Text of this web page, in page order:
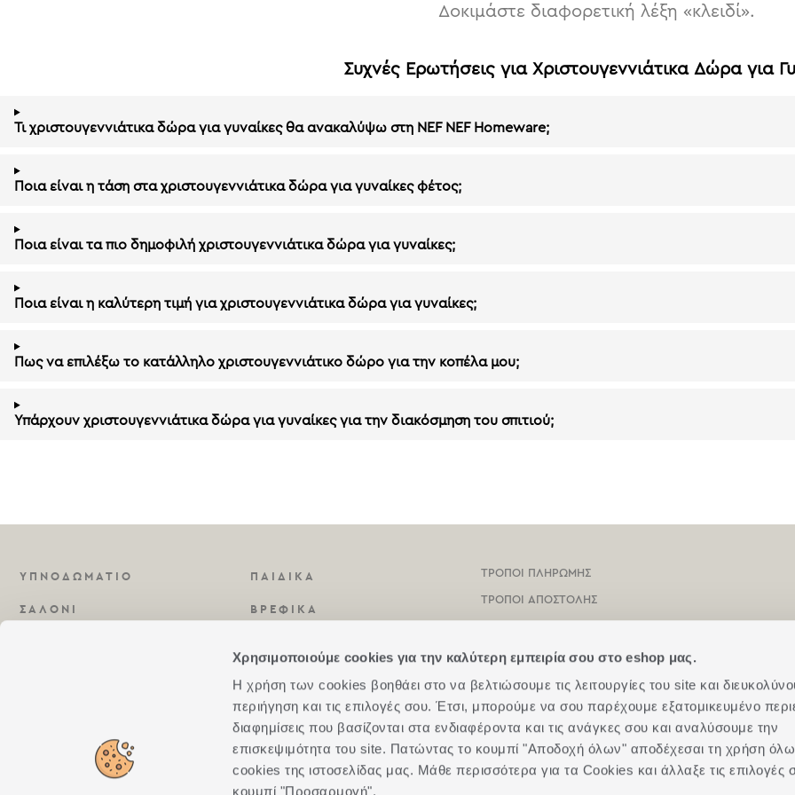
Χρησιμοποιούμε cookies για την καλύτερη εμπειρία σου στο eshop μας.
Η χρήση των cookies βοηθάει στο να βελτιώσουμε τις λειτουργίες του site και
περιήγηση και τις επιλογές σου. Έτσι, μπορούμε να σου παρέχουμε εξατομικευμένο
διαφημίσεις που βασίζονται στα ενδιαφέροντα και τις ανάγκες σου και αναλύσουμε την
επισκεψιμότητα του site. Πατώντας το κουμπί "Αποδοχή όλων" αποδέχεσαι τη χρήση
cookies της ιστοσελίδας μας. Μάθε περισσότερα για τα Cookies και άλλαξε τις επιλογές
κουμπί "Προσαρμογή".
Δοκιμάστε διαφορετική λέξη «κλειδί».
Συχνές Ερωτήσεις για Χριστουγεννιάτικα Δώρα για
Τι χριστουγεννιάτικα δώρα για γυναίκες θα ανακαλύψω στη NEF NEF Homeware;
Ποια είναι η τάση στα χριστουγεννιάτικα δώρα για γυναίκες φέτος;
Ποια είναι τα πιο δημοφιλή χριστουγεννιάτικα δώρα για γυναίκες;
Ποια είναι η καλύτερη τιμή για χριστουγεννιάτικα δώρα για γυναίκες;
Πως να επιλέξω το κατάλληλο χριστουγεννιάτικο δώρο για την κοπέλα μου;
Υπάρχουν χριστουγεννιάτικα δώρα για γυναίκες για την διακόσμηση του σπιτιού;
ΥΠΝΟΔΩΜΆΤΙΟ
ΣΑΛΌΝΙ
ΠΑΙΔΙΚΆ
ΒΡΕΦΙΚΆ
ΤΡΌΠΟΙ ΠΛΗΡΩΜΉΣ
ΤΡΌΠΟΙ ΑΠΟΣΤΟΛΉΣ
ΠΡΟΣΤΑΣΊΑ ΠΡΟΣΩΠΙΚΏΝ ΔΕΔΟΜΈΝΩΝ
ΠΟΛΙΤΙΚΉ COOKIES
ΕΠΙΚΟΙΝΩΝΉΣΤΕ ΜΑΖΊ ΜΑΣ
BOX NOW